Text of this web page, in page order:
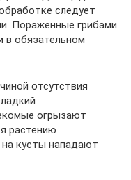
следует
Пораженные грибами
в обязательном
отсутствия
огрызают
растению
кусты нападают